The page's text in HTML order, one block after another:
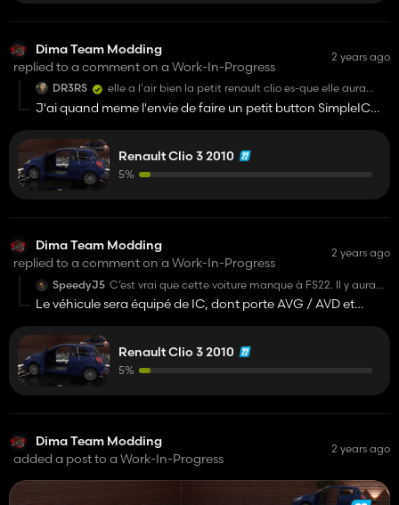
Dima Team Modding
replied to a comment on a Work-In-Progress
2 years ago
DR3RS
elle a l'air bien la petit renault clio es-que elle aura
aussi de panne moteur 😂. non je rigole mais
sérieusement elle est très bien hâte de la voir 😉
J'ai quand meme l'envie de faire un petit button SimpleIC
controller 😁
Renault Clio 3 2010
5%
Dima Team Modding
replied to a comment on a Work-In-Progress
2 years ago
SpeedyJ5 C’est vrai que cette voiture manque à FS22. Il y aura
Le véhicule sera équipé de IC, dont porte AVG / AVD et
Je ne promets rien mais je vais quand meme essayé de faire
quelque chose de RP que ça soit en terme de (Prix, bruit,
planche de bord...)
Renault Clio 3 2010
5%
Dima Team Modding
added a post to a Work-In-Progress
2 years ago